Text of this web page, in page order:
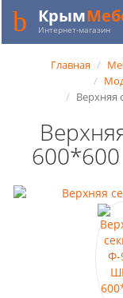
Крым
Интернет-магазин
Главная
Верхняя